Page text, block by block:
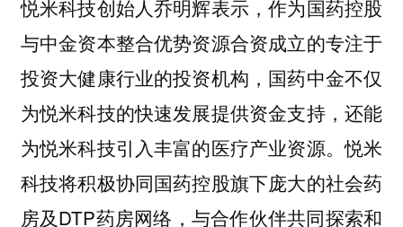
悦米科技创始人乔明辉表示，作为国药控股
与中金资本整合优势资源合资成立的专注于
投资大健康行业的投资机构，国药中金不仅
为悦米科技的快速发展提供资金支持，还能
为悦米科技引入丰富的医疗产业资源。悦米
科技将积极协同国药控股旗下庞大的社会药
房及DTP药房网络，与合作伙伴共同探索和